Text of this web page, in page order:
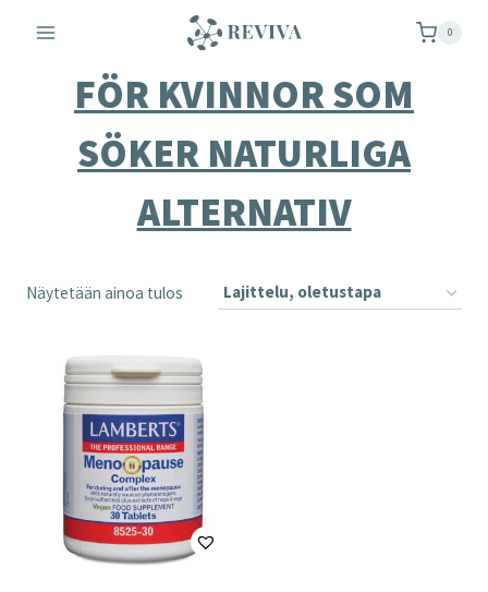
sisältöön
0
FÖR KVINNOR SOM
SÖKER NATURLIGA
ALTERNATIV
Näytetään ainoa tulos